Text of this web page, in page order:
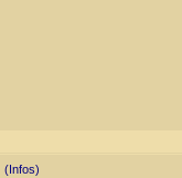
(Infos)